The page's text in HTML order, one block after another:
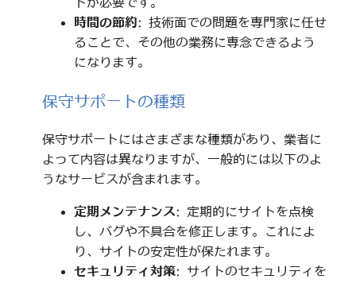
時間の節約: 技術面での問題を専門家に任せ
ることで、その他の業務に専念できるよう
になります。
保守サポートの種類
保守サポートにはさまざまな種類があり、業者に
よって内容は異なりますが、一般的には以下のよ
うなサービスが含まれます。
定期メンテナンス: 定期的にサイトを点検
し、バグや不具合を修正します。これによ
り、サイトの安定性が保たれます。
セキュリティ対策: サイトのセキュリティを